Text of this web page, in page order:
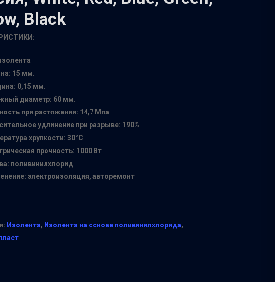
Black
15 мм.
0,15 мм.
диаметр: 60 мм.
при растяжении: 14,7 Мпа
удлинение при разрыве: 190%
хрупкости: 30°С
прочность: 1000 Вт
поливинилхлорид
электроизоляция, авторемонт
Изолента, Изолента на основе поливинилхлорида,